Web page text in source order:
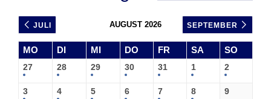
JULI AUGUST 2026 SEPTEMBER
MO DI MI DO FR SA SO
27 28 29 30 31 1 2
3 4 5 6 7 8 9